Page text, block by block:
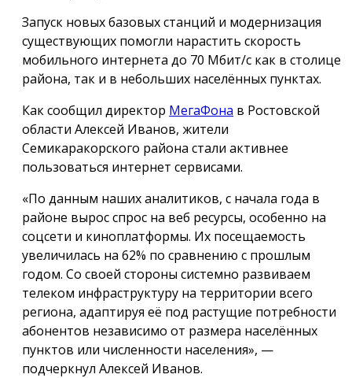
Запуск новых базовых станций и модернизация
существующих помогли нарастить скорость
мобильного интернета до 70 Мбит/с как в столице
района, так и в небольших населённых пунктах.
Как сообщил директор МегаФона в Ростовской
области Алексей Иванов, жители
Семикаракорского района стали активнее
пользоваться интернет сервисами.
«По данным наших аналитиков, с начала года в
районе вырос спрос на веб ресурсы, особенно на
соцсети и киноплатформы. Их посещаемость
увеличилась на 62% по сравнению с прошлым
годом. Со своей стороны системно развиваем
телеком инфраструктуру на территории всего
региона, адаптируя её под растущие потребности
абонентов независимо от размера населённых
пунктов или численности населения», —
подчеркнул Алексей Иванов.